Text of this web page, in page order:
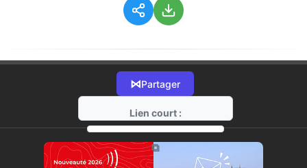
⋈Partager
Lien court :
https://radio-g.fr?22519
⧉